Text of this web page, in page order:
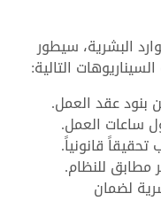
البشرية، سيطور
التالية:
بنود عقد العمل.
ساعات العمل.
قانونياً.
مطابق للنظام.
لضمان